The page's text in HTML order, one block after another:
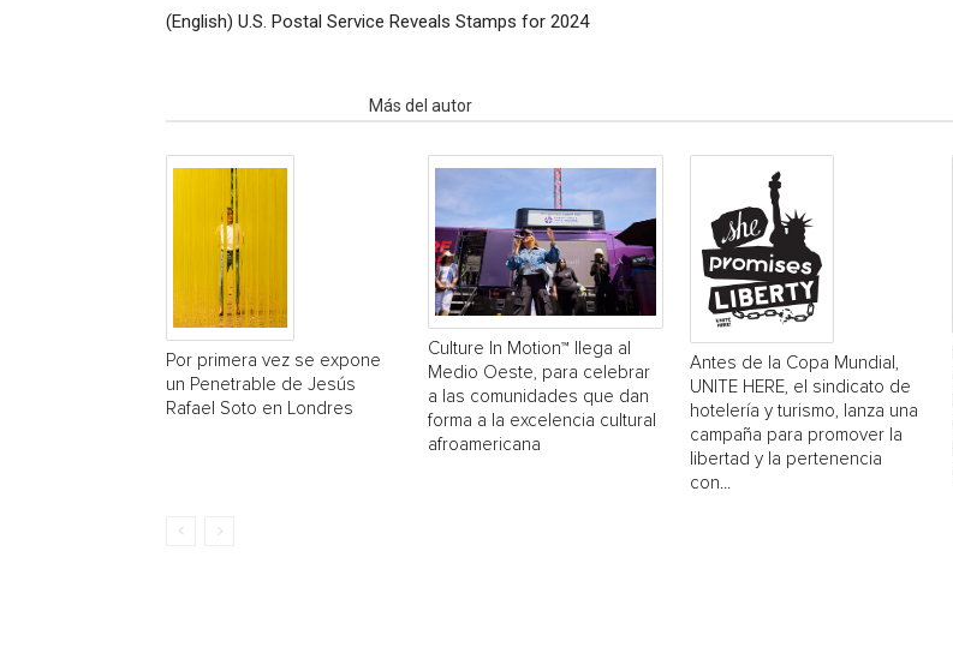
(English) U.S. Postal Service Reveals Stamps for 2024
Más del autor
Por primera vez se expone
un Penetrable de Jesús
Rafael Soto en Londres
Culture In Motion™ llega al
Medio Oeste, para celebrar
a las comunidades que dan
forma a la excelencia cultural
afroamericana
Antes de la Copa Mundial,
UNITE HERE, el sindicato de
hotelería y turismo, lanza una
campaña para promover la
libertad y la pertenencia
con...